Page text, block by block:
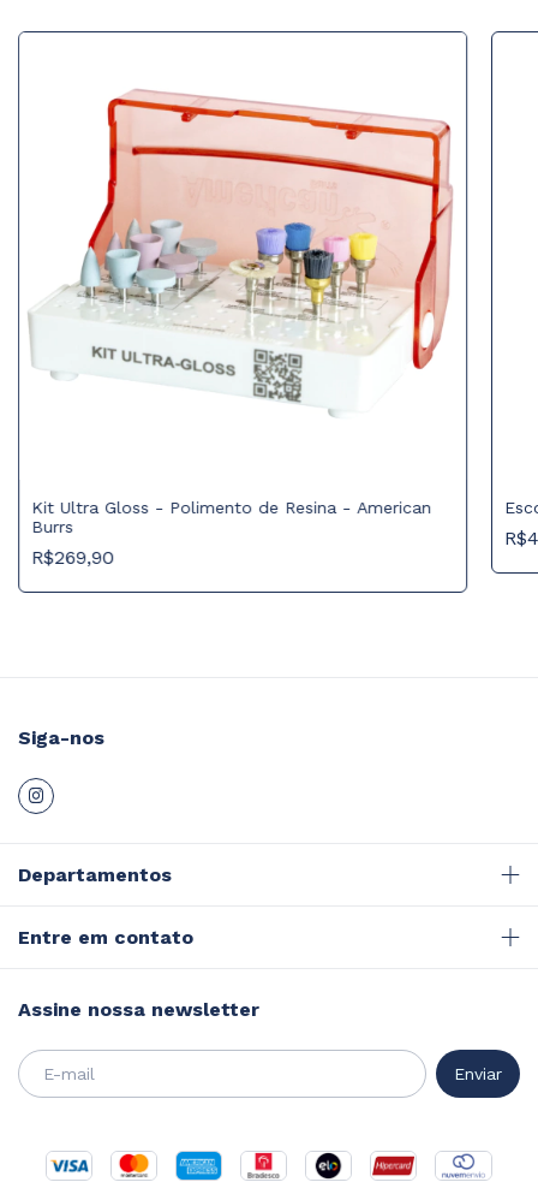
Kit Ultra Gloss - Polimento de Resina - American
Burrs
R$269,90
Siga-nos
Departamentos
Entre em contato
Assine nossa newsletter